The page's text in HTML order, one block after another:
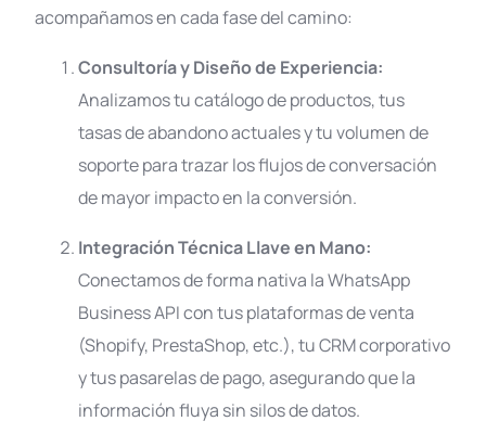
acompañamos en cada fase del camino:
Consultoría y Diseño de Experiencia:
Analizamos tu catálogo de productos, tus
tasas de abandono actuales y tu volumen de
soporte para trazar los flujos de conversación
de mayor impacto en la conversión.
Integración Técnica Llave en Mano:
Conectamos de forma nativa la WhatsApp
Business API con tus plataformas de venta
(Shopify, PrestaShop, etc.), tu CRM corporativo
y tus pasarelas de pago, asegurando que la
información fluya sin silos de datos.
Contacto